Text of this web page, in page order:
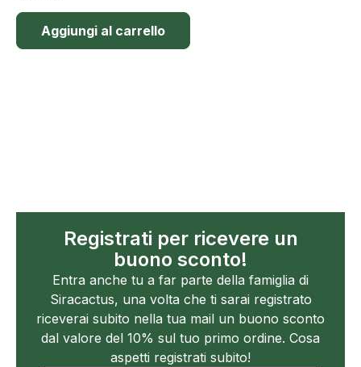
Aggiungi al carrello
Registrati per ricevere un
buono sconto!
Entra anche tu a far parte della famiglia di
Siracactus, una volta che ti sarai registrato
riceverai subito nella tua mail un buono sconto
dal valore del 10% sul tuo primo ordine. Cosa
aspetti registrati subito!